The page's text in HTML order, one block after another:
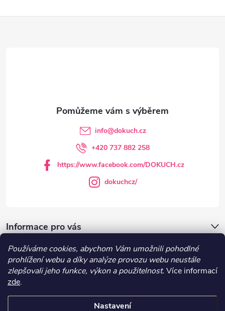
Používáme cookies, abychom Vám umožnili pohodlné
prohlížení webu a díky analýze provozu webu neustále
zlepšovali jeho funkce, výkon a použitelnost. Více informací
zde.
Nastavení
Informace pro vás
DOKUCH.cz
info@dokuch.cz
+420 737 882 258
https://www.facebook.com/DOKUCH.cz
dokuchcz/
Recepty